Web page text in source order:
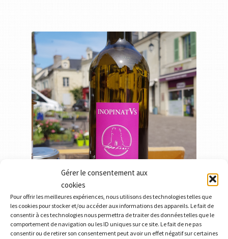
Gérer le consentement aux
cookies
Pour offrir les meilleures expériences, nous utilisons des technologies telles que
les cookies pour stocker et/ou accéder aux informations des appareils. Le fait de
consentir à ces technologies nous permettra de traiter des données telles que le
comportement de navigation ou les ID uniques sur ce site. Le fait de ne pas
consentir ou de retirer son consentement peut avoir un effet négatif sur certaines
Sauvignon Gris – Domaine du Rubis
8,50€